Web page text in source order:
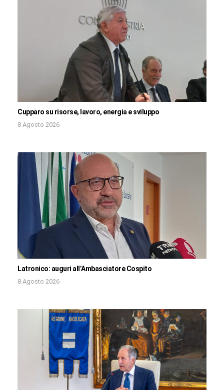
Cupparo su risorse, lavoro, energia e sviluppo
8 Agosto 2026
Latronico: auguri all’Ambasciatore Cospito
8 Agosto 2026